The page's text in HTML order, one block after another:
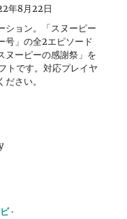
年8月22日
ション。「スヌーピー
号」の全2エピソード
ヌーピーの感謝祭」を
です。対応プレイヤ
さい。